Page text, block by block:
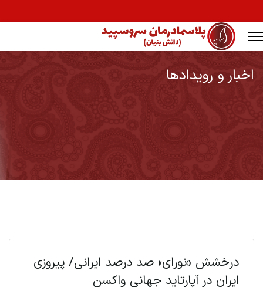
اخبار و رویدادها
درخشش «نورای» صد درصد ایرانی/ پیروزی
ایران در آپارتاید جهانی واکسن